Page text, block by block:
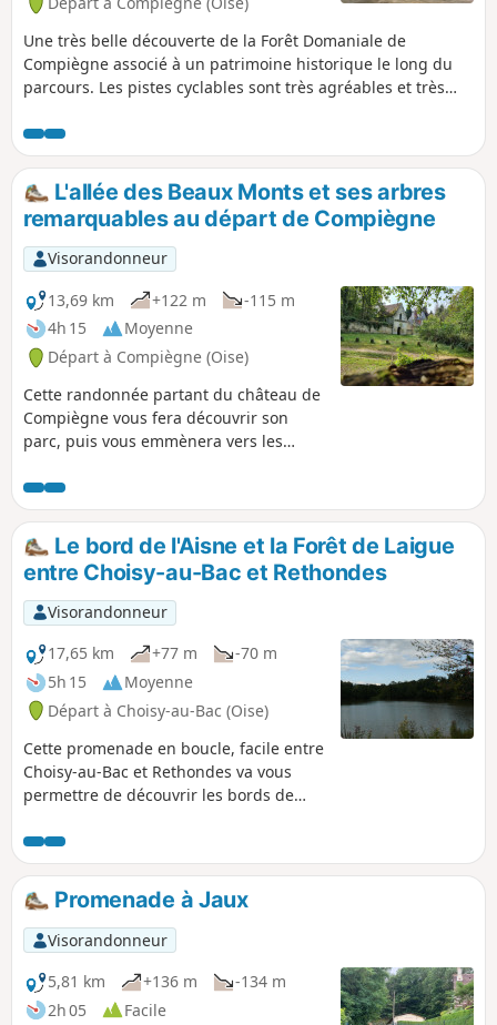
Une très belle découverte de la Forêt Domaniale de
Compiègne associé à un patrimoine historique le long du
parcours. Les pistes cyclables sont très agréables et très
faciles et très proches du circuit.
L'allée des Beaux Monts et ses arbres
remarquables au départ de Compiègne
Visorandonneur
13,69 km
+122 m
-115 m
4h 15
Moyenne
Départ à Compiègne (Oise)
Cette randonnée partant du château de
Compiègne vous fera découvrir son
parc, puis vous emmènera vers les
l'allée des Beaux Monts, en passant par
la bute des Beaux Monts et son point de
vue sur Compiègne. C'est un condensé
de la beauté et des plaisirs de
Compiègne et de sa forêt.
Le bord de l'Aisne et la Forêt de Laigue
entre Choisy-au-Bac et Rethondes
Visorandonneur
17,65 km
+77 m
-70 m
5h 15
Moyenne
Départ à Choisy-au-Bac (Oise)
Cette promenade en boucle, facile entre
Choisy-au-Bac et Rethondes va vous
permettre de découvrir les bords de
Francport, puis le beau petit village de
Rethondes, à proximité de la clairière de
l'armistice de 14/18, avant de revenir à
Choisy-au-Bac par la Forêt de Laigue et
le Château des bonshommes et finir par
la petite Chapelle des Trois Chênes
inondées de jacinthes sauvages bleues
dans la dernière quinzaine d'avril.
Promenade à Jaux
Visorandonneur
5,81 km
+136 m
-134 m
2h 05
Facile